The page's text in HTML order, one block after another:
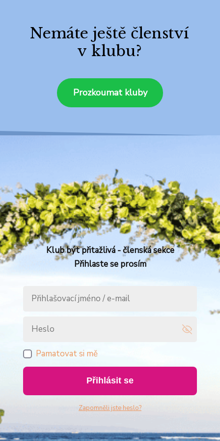
Nemáte ještě členství
v klubu?
Prozkoumat kluby
Klub být přitažlivá - členská sekce
Přihlaste se prosím
Pamatovat si mě
Přihlásit se
Zapomněli jste heslo?